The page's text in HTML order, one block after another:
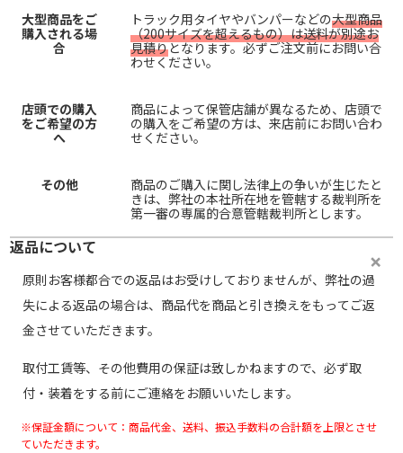
大型商品をご
購入される場
合
トラック用タイヤやバンパーなどの大型商品
（200サイズを超えるもの）は送料が別途お
見積りとなります。必ずご注文前にお問い合
わせください。
店頭での購入
をご希望の方
へ
商品によって保管店舗が異なるため、店頭で
の購入をご希望の方は、来店前にお問い合わ
せください。
その他
商品のご購入に関し法律上の争いが生じたと
きは、弊社の本社所在地を管轄する裁判所を
第一審の専属的合意管轄裁判所とします。
返品について
原則お客様都合での返品はお受けしておりませんが、弊社の過
失による返品の場合は、商品代を商品と引き換えをもってご返
金させていただきます。
取付工賃等、その他費用の保証は致しかねますので、必ず取
付・装着をする前にご連絡をお願いいたします。
※保証金額について：商品代金、送料、振込手数料の合計額を上限とさせ
ていただきます。